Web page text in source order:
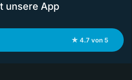
unsere App
★ 4.7 von 5